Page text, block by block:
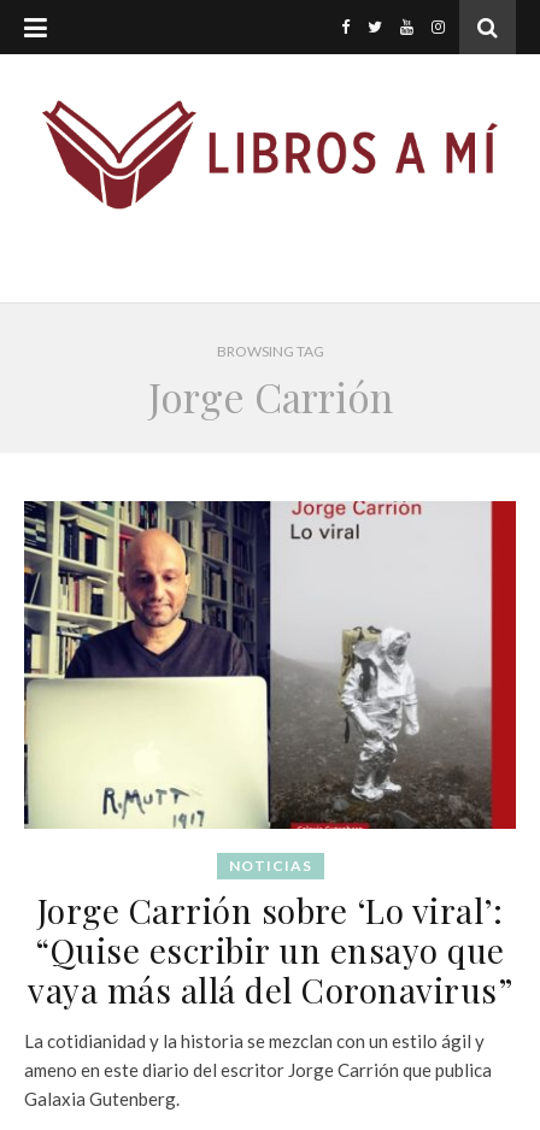
BROWSING TAG
Jorge Carrión
NOTICIAS
Jorge Carrión sobre ‘Lo viral’:
“Quise escribir un ensayo que
vaya más allá del Coronavirus”
La cotidianidad y la historia se mezclan con un estilo ágil y
ameno en este diario del escritor Jorge Carrión que publica
Galaxia Gutenberg.